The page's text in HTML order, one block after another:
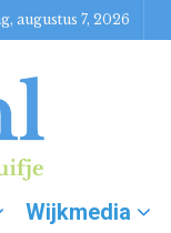
augustus 7, 2026
Wijkmedia